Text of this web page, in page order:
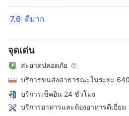
7.6 ดีมาก
จุดเด่น
สะอาดปลอดภัย
บริการขนส่งสาธารณะในระยะ
บริการเช็คอิน 24 ชั่วโมง
บริการอาหารและห้องอาหารดีเยี่ยม